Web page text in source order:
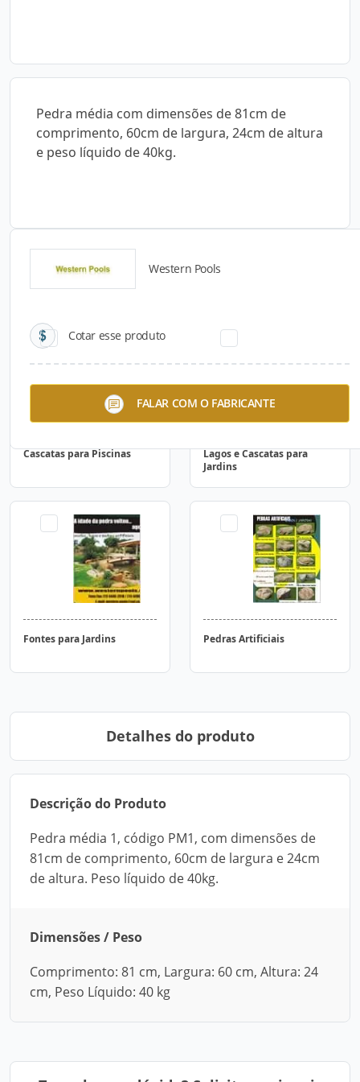
Pedra média com dimensões de 81cm de
comprimento, 60cm de largura, 24cm de altura
e peso líquido de 40kg.
Western Pools
Cotar esse produto
FALAR COM O FABRICANTE
Catálogos para Download
Cascatas para Piscinas
Lagos e Cascatas para
Jardins
Fontes para Jardins Pedras Artificiais
Detalhes do produto
Descrição do Produto
Pedra média 1, código PM1, com dimensões de
81cm de comprimento, 60cm de largura e 24cm
de altura. Peso líquido de 40kg.
Dimensões / Peso
Comprimento: 81 cm, Largura: 60 cm, Altura: 24
cm, Peso Líquido: 40 kg